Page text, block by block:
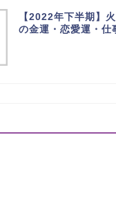
【2022年下半期】
の金運・恋愛運・仕